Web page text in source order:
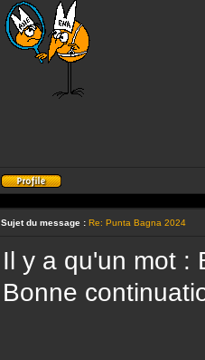
Profil
Sujet du message : Re: Punta Bagna 2024
Il y a qu'un mot :
Bonne